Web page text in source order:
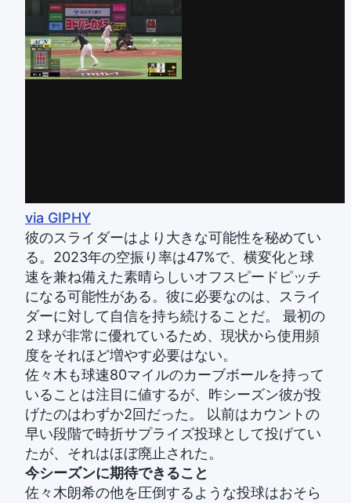
via GIPHY
彼のスライダーはより大きな可能性を秘めてい
る。2023年の空振り率は47%で、横変化と球
速を兼ね備えた素晴らしいオフスピードピッチ
になる可能性がある。彼に必要なのは、スライ
ダーに対して自信を持ち続けることだ。 最初の
2 球が非常に優れているため、現状から使用頻
度をそれほど増やす必要はない。
佐々木も球速80マイルのカーブボールを持って
いることは注目に値するが、昨シーズン彼が投
げたのはわずか2回だった。 以前はカウントの
早い段階で時折サプライズ投球として投げてい
たが、それはほぼ廃止された。
今シーズンに期待できること
佐々木朗希の他を圧倒するような投球はおそら